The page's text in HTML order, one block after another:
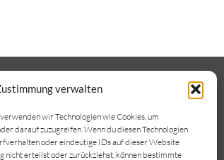
verwalten
wir Technologien wie Cookies, um
darauf zuzugreifen. Wenn du diesen Technologien
oder eindeutige IDs auf dieser Website
nicht erteilst oder zurückziehst, können bestimmte
Datenschutz